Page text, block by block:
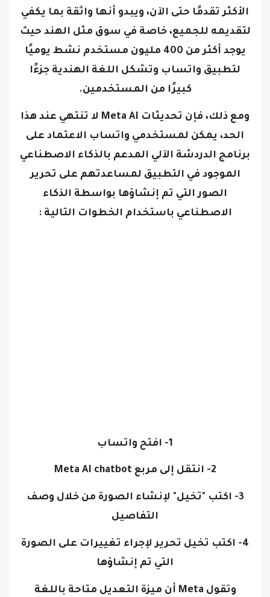
الأكثر تقدمًا حتى الآن، ويبدو أنها واثقة بما يكفي
لتقديمه للجميع، خاصة في سوق مثل الهند حيث
يوجد أكثر من 400 مليون مستخدم نشط يوميًا
لتطبيق واتساب وتشكل اللغة الهندية جزءًا
كبيرًا من المستخدمين.
ومع ذلك، فإن تحديثات Meta AI لا تنتهي عند هذا
الحد، يمكن لمستخدمي واتساب الاعتماد على
برنامج الدردشة الآلي المدعم بالذكاء الاصطناعي
الموجود في التطبيق لمساعدتهم على تحرير
الصور التي تم إنشاؤها بواسطة الذكاء
الاصطناعي باستخدام الخطوات التالية :
1- افتح واتساب
2- انتقل إلى مربع Meta AI chatbot
3- اكتب "تخيل" لإنشاء الصورة من خلال وصف
التفاصيل
4- اكتب تخيل تحرير لإجراء تغييرات على الصورة
التي تم إنشاؤها
وتقول Meta أن ميزة التعديل متاحة باللغة